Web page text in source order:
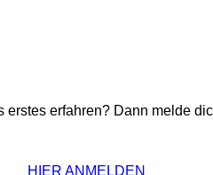
erfahren? Dann melde
HIER ANMELDEN